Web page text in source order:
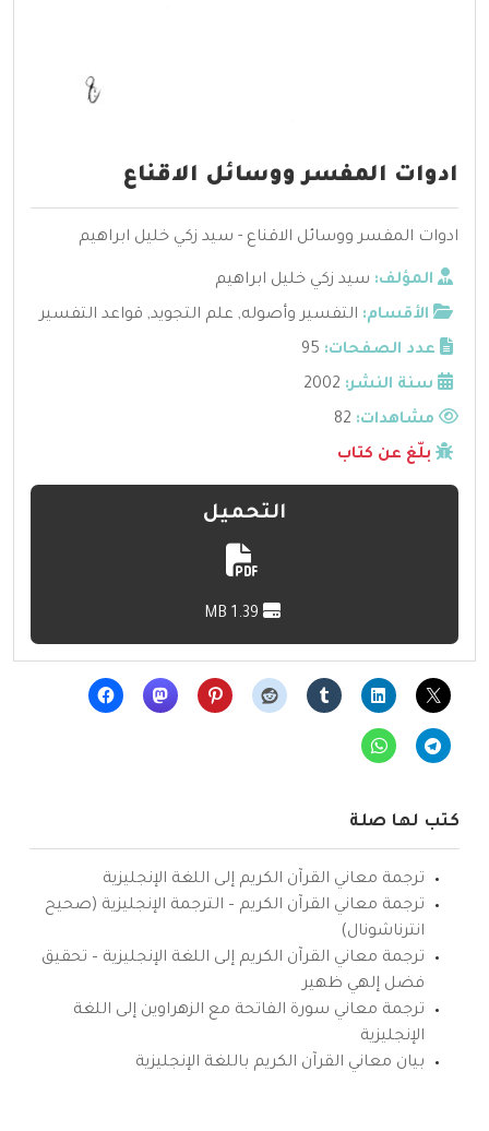
ادوات المفسر ووسائل الاقناع
ادوات المفسر ووسائل الاقناع - سيد زكي خليل ابراهيم
المؤلف: سيد زكي خليل ابراهيم
الأقسام: التفسير وأصوله, علم التجويد, قواعد التفسير
عدد الصفحات: 95
سنة النشر: 2002
مشاهدات:
بلّغ عن كتاب
التحميل
كتب لها صلة
ترجمة معاني القرآن الكريم إلى اللغة الإنجليزية
ترجمة معاني القرآن الكريم – الترجمة الإنجليزية (صحيح
انترناشونال)
ترجمة معاني القرآن الكريم إلى اللغة الإنجليزية – تحقيق
فضل إلهي ظهير
ترجمة معاني سورة الفاتحة مع الزهراوين إلى اللغة
الإنجليزية
بيان معاني القرآن الكريم باللغة الإنجليزية